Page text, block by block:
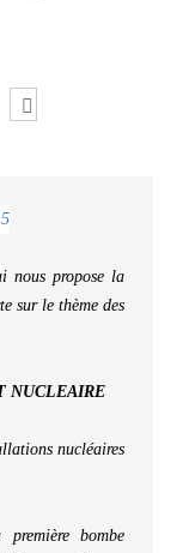
nous propose la
sur le thème des
NUCLEAIRE
nucléaires
bombe